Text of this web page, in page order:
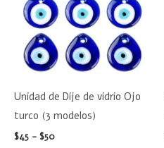
Unidad de Dije de vidrio Ojo
turco (3 modelos)
$45 - $50
hasta
$50
múltiples
variantes.
Las
opciones
pueden